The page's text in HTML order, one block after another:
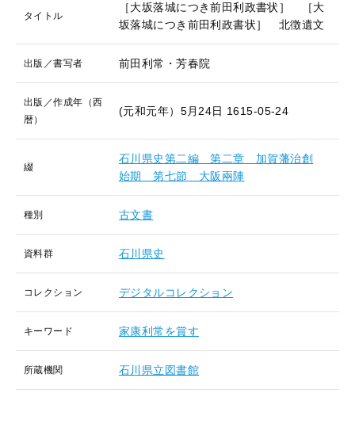
タイトル
［大坂落城につき前田利政書状］ ［大
坂落城につき前田利政書状］ 北徴遺文
出版／書写者 前田利常・芳春院
出版／作成年（西
暦）
(元和元年）5月24日 1615-05-24
綴
石川県史第二編 第二章 加賀藩治創
始期 第七節 大阪兩陣
種別 古文書
資料群 石川県史
コレクション デジタルコレクション
キーワード 家康利常を賞す
所蔵機関 石川県立図書館